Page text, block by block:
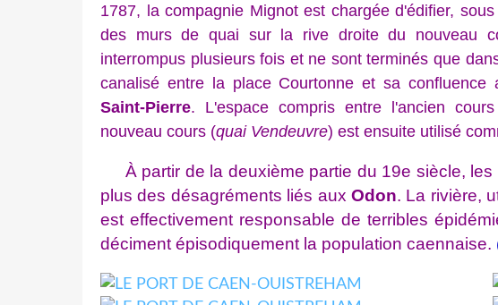
1787, la compagnie Mignot est chargée d'édifier,
des murs de quai sur la rive droite du nouveau
interrompus plusieurs fois et ne sont terminés que
canalisé entre la place Courtonne et sa confluence
Saint-Pierre. L'espace compris entre l'ancien
nouveau cours (quai Vendeuvre) est ensuite utilisé
À partir de la deuxième partie du 19e siècle,
plus des désagréments liés aux Odon. La rivière,
est effectivement responsable de terribles
déciment épisodiquement la population caennaise.